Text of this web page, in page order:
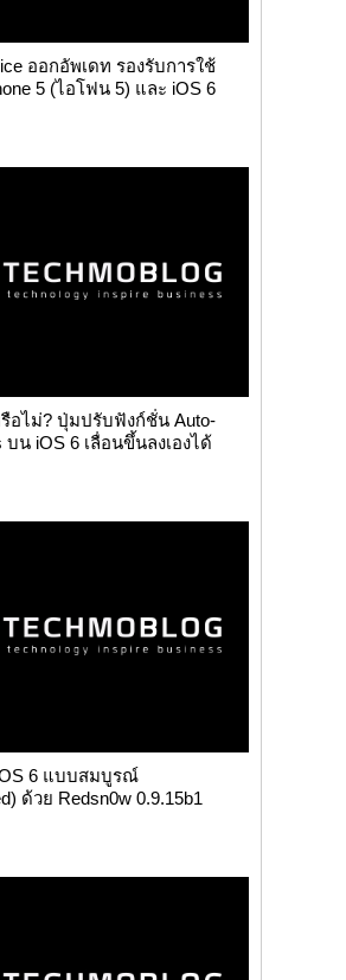
ออกอัพเดท รองรับการใช้
5 (ไอโฟน 5) และ iOS 6
อไม่? ปุ่มปรับฟังก์ชั่น Auto-
บน iOS 6 เลื่อนขึ้นลงเองได้
6 แบบสมบูรณ์
ด้วย Redsn0w 0.9.15b1